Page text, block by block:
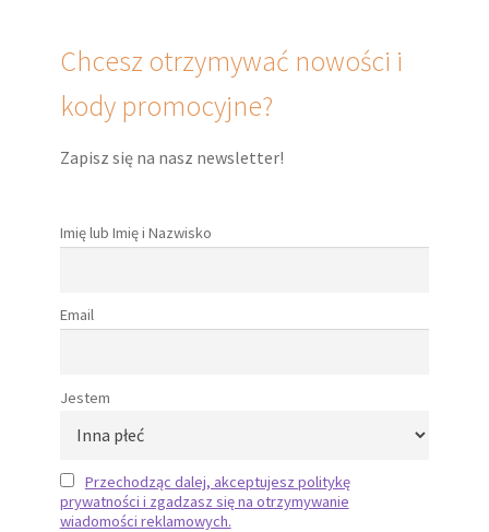
Chcesz otrzymywać nowości i
kody promocyjne?
Zapisz się na nasz newsletter!
Imię lub Imię i Nazwisko
Email
Jestem
Przechodząc dalej, akceptujesz politykę
prywatności i zgadzasz się na otrzymywanie
wiadomości reklamowych.